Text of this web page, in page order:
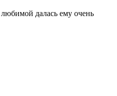
далась ему очень